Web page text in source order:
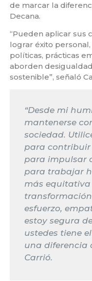
de marcar la
Decana.
“Pueden aplicar sus
lograr éxito
políticas, prácticas
aborden
sostenible”, señaló
“Desde mi
mantenerse
sociedad.
para contribuir
para impulsar
para trabajar
más equitativa
esfuerzo,
estoy segura
ustedes tiene
una diferencia
Carrió.